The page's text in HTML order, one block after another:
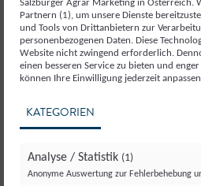
Salzburger Agrar Marketing in Österreich.
Partnern (1), um unsere Dienste
und Tools von Drittanbietern zur
personenbezogenen Daten. Diese
Website nicht zwingend erforderlich.
einen besseren Service zu bieten und
können Ihre Einwilligung jederzeit
KATEGORIEN
Analyse / Statistik (1)
Anonyme Auswertung zur Fehlerbehebung